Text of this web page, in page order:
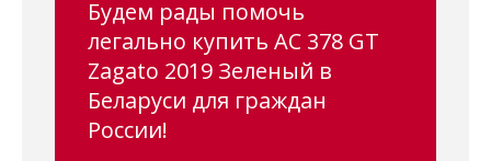
Будем рады помочь
легально купить AC 378 GT
Zagato 2019 Зеленый в
Беларуси для граждан
России!